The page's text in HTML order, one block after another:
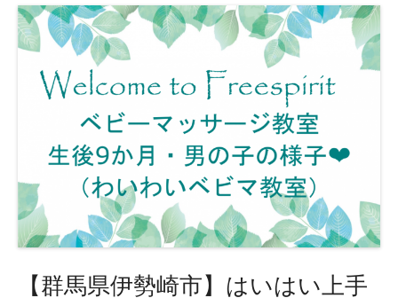
【群馬県伊勢崎市】はいはい上手